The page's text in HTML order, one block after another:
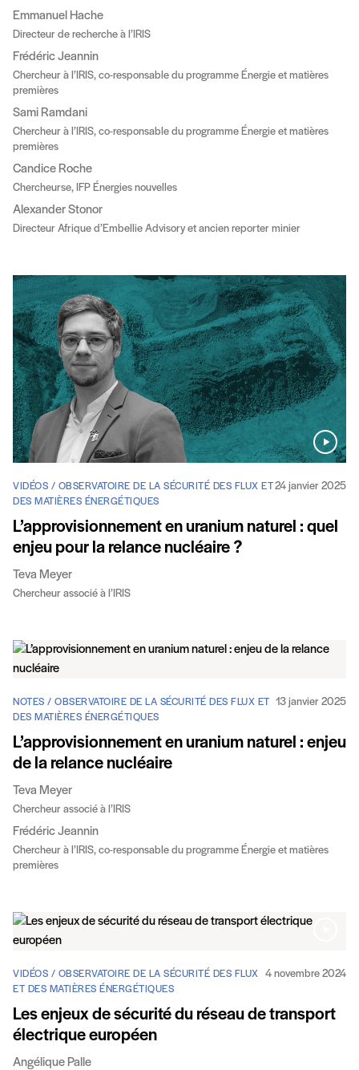
Emmanuel Hache
Directeur de recherche à l’IRIS
Frédéric Jeannin
Chercheur à l’IRIS, co-responsable du programme Énergie et matières
premières
Sami Ramdani
Chercheur à l’IRIS, co-responsable du programme Énergie et matières
premières
Candice Roche
Chercheurse, IFP Énergies nouvelles
Alexander Stonor
Directeur Afrique d’Embellie Advisory et ancien reporter minier
VIDÉOS / OBSERVATOIRE DE LA SÉCURITÉ DES FLUX ET
DES MATIÈRES ÉNERGÉTIQUES
24 janvier 2025
L’approvisionnement en uranium naturel : quel
enjeu pour la relance nucléaire ?
Teva Meyer
Chercheur associé à l’IRIS
NOTES / OBSERVATOIRE DE LA SÉCURITÉ DES FLUX ET
DES MATIÈRES ÉNERGÉTIQUES
13 janvier 2025
L’approvisionnement en uranium naturel : enjeu
de la relance nucléaire
Teva Meyer
Chercheur associé à l’IRIS
Frédéric Jeannin
Chercheur à l’IRIS, co-responsable du programme Énergie et matières
premières
VIDÉOS / OBSERVATOIRE DE LA SÉCURITÉ DES FLUX
ET DES MATIÈRES ÉNERGÉTIQUES
4 novembre 2024
Les enjeux de sécurité du réseau de transport
électrique européen
Angélique Palle